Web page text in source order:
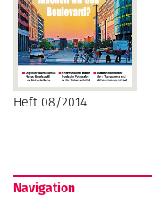
Heft 08/2014
Navigation